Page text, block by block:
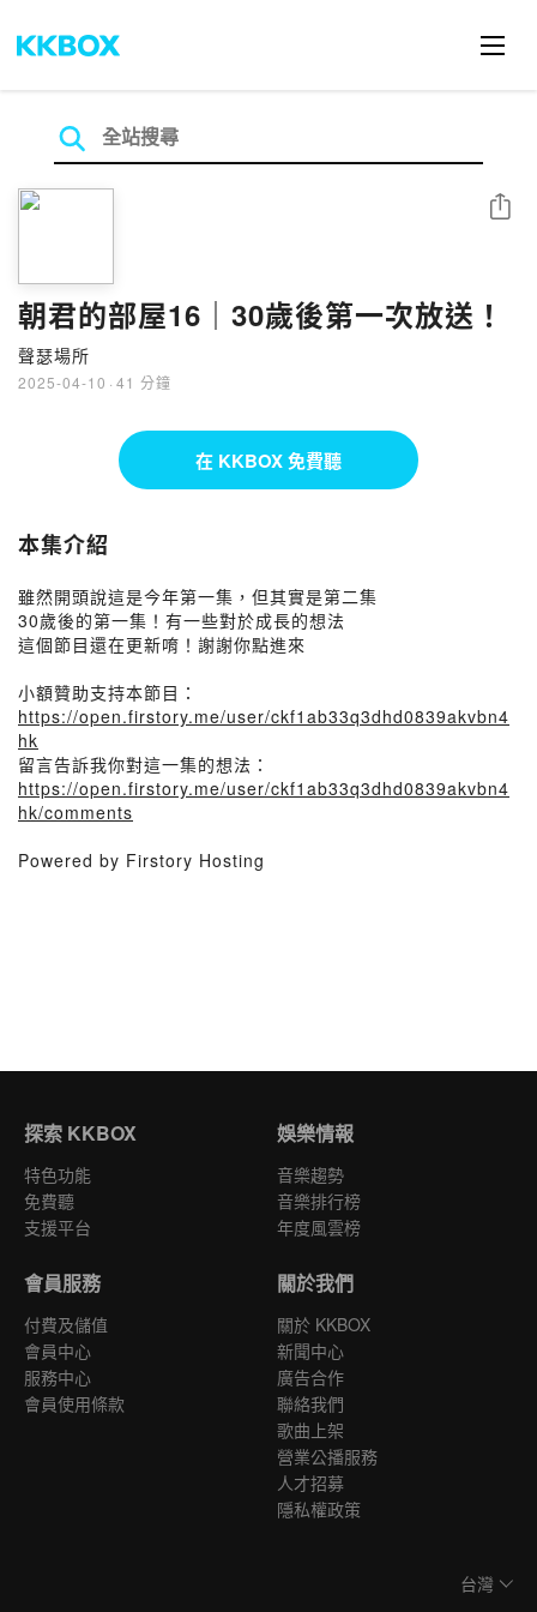
朝君的部屋16｜30歲後第一次放送！
聲瑟場所
2025-04-10 · 41 分鐘
分享
在 KKBOX 免費聽
本集介紹
雖然開頭說這是今年第一集，但其實是第二集
30歲後的第一集！有一些對於成長的想法
這個節目還在更新唷！謝謝你點進來
小額贊助支持本節目：
https://open.firstory.me/user/ckf1ab33q3dhd0839akvbn4
hk
留言告訴我你對這一集的想法：
https://open.firstory.me/user/ckf1ab33q3dhd0839akvbn4
hk/comments
Powered by Firstory Hosting
探索 KKBOX
特色功能
免費聽
支援平台
娛樂情報
音樂趨勢
音樂排行榜
年度風雲榜
會員服務
付費及儲值
會員中心
服務中心
會員使用條款
關於我們
關於 KKBOX
新聞中心
廣告合作
聯絡我們
歌曲上架
營業公播服務
人才招募
隱私權政策
台灣